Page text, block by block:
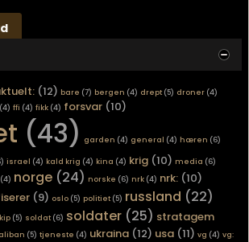
(12) bare (7) bergen (4) drept (5) droner (4)
(4) ffi (4) fikk (4) forsvar (10)
(43) garden (4) general (4) hæren (6)
israel (4) kald krig (4) kina (4) krig (10) media (6)
(4) norge (24) norske (6) nrk (4) nrk: (10)
(9) oslo (5) politiet (5) russland (22)
(5) soldat (6) soldater (25) stratagem
(5) tjeneste (4) ukraina (12) usa (11) vg (4) vg: